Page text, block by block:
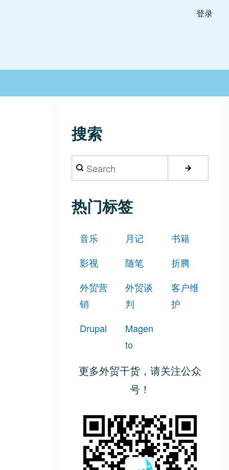
登录
搜索
Search
热门标签
音乐 月记
书籍
影视
随笔
折腾
外贸营
销
外贸谈
判
客户维
护
Drupal
Magen
to
更多外贸干货，请关注公众
号！